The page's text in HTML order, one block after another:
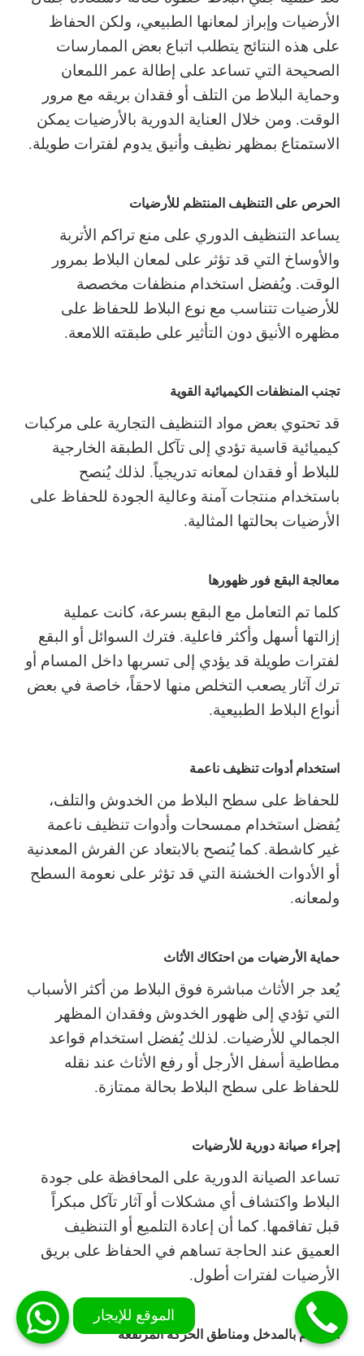
الأرضيات وإبراز لمعانها الطبيعي، ولكن الحفاظ
على هذه النتائج يتطلب اتباع بعض الممارسات
الصحيحة التي تساعد على إطالة عمر اللمعان
وحماية البلاط من التلف أو فقدان بريقه مع مرور
الوقت. ومن خلال العناية الدورية بالأرضيات يمكن
الاستمتاع بمظهر نظيف وأنيق يدوم لفترات طويلة.
الحرص على التنظيف المنتظم للأرضيات
يساعد التنظيف الدوري على منع تراكم الأتربة
والأوساخ التي قد تؤثر على لمعان البلاط بمرور
الوقت. ويُفضل استخدام منظفات مخصصة
للأرضيات تتناسب مع نوع البلاط للحفاظ على
مظهره الأنيق دون التأثير على طبقته اللامعة.
تجنب المنظفات الكيميائية القوية
قد تحتوي بعض مواد التنظيف التجارية على مركبات
كيميائية قاسية تؤدي إلى تآكل الطبقة الخارجية
للبلاط أو فقدان لمعانه تدريجياً. لذلك يُنصح
باستخدام منتجات آمنة وعالية الجودة للحفاظ على
الأرضيات بحالتها المثالية.
معالجة البقع فور ظهورها
كلما تم التعامل مع البقع بسرعة، كانت عملية
إزالتها أسهل وأكثر فاعلية. فترك السوائل أو البقع
لفترات طويلة قد يؤدي إلى تسربها داخل المسام أو
ترك آثار يصعب التخلص منها لاحقاً، خاصة في بعض
أنواع البلاط الطبيعية.
استخدام أدوات تنظيف ناعمة
للحفاظ على سطح البلاط من الخدوش والتلف،
يُفضل استخدام ممسحات وأدوات تنظيف ناعمة
غير كاشطة. كما يُنصح بالابتعاد عن الفرش المعدنية
أو الأدوات الخشنة التي قد تؤثر على نعومة السطح
ولمعانه.
حماية الأرضيات من احتكاك الأثاث
يُعد جر الأثاث مباشرة فوق البلاط من أكثر الأسباب
التي تؤدي إلى ظهور الخدوش وفقدان المظهر
الجمالي للأرضيات. لذلك يُفضل استخدام قواعد
مطاطية أسفل الأرجل أو رفع الأثاث عند نقله
للحفاظ على سطح البلاط بحالة ممتازة.
إجراء صيانة دورية للأرضيات
تساعد الصيانة الدورية على المحافظة على جودة
البلاط واكتشاف أي مشكلات أو آثار تآكل مبكراً
قبل تفاقمها. كما أن إعادة التلميع أو التنظيف
العميق عند الحاجة تساهم في الحفاظ على بريق
الأرضيات لفترات أطول.
الاهتمام بالمدخل ومناطق الحركة المرتفعة